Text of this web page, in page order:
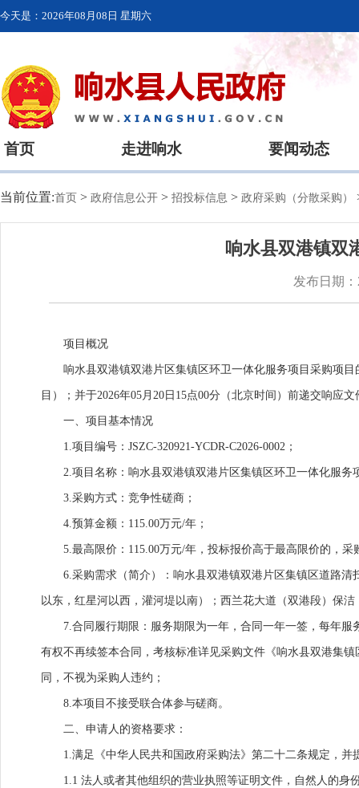
今天是： 2026年08月08日 星期六
首页 走进响水 要闻动态
当前位置:首页 > 政府信息公开 > 招投标信息 > 政府采购（分散采购）
响水县双港镇双
发布日期
项目概况
响水县双港镇双港片区集镇区环卫一体化服务项目采购项
目）；并于2026年05月20日15点00分（北京时间）前递交响应文
一、项目基本情况
1.项目编号：JSZC-320921-YCDR-C2026-0002；
2.项目名称：响水县双港镇双港片区集镇区环卫一体化服务
3.采购方式：竞争性磋商；
4.预算金额：115.00万元/年；
5.最高限价：115.00万元/年，投标报价高于最高限价的，
6.采购需求（简介）：响水县双港镇双港片区集镇区道路
以东，红星河以西，灌河堤以南）；西兰花大道（双港段）保
7.合同履行期限：服务期限为一年，合同一年一签，每年
有权不再续签本合同，考核标准详见采购文件《响水县双港集
同，不视为采购人违约；
8.本项目不接受联合体参与磋商。
二、申请人的资格要求：
1.满足《中华人民共和国政府采购法》第二十二条规定，并
1.1 法人或者其他组织的营业执照等证明文件，自然人的身